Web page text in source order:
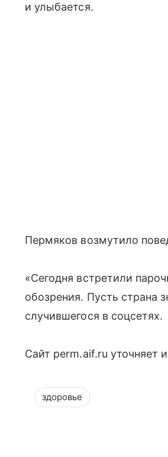
и улыбается.
Пермяков возмутило
«Сегодня встретили
обозрения. Пусть страна
случившегося в соцсетях.
Сайт perm.aif.ru уточняет
здоровье